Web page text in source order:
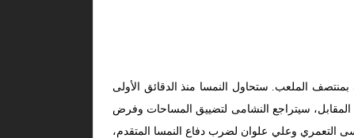
الملعب. ستحاول النمسا منذ الدقائق الأولى
في المقابل، سيتراجع النشامى لتضييق المساحات وفرض
التعمري وعلي علوان لضرب دفاع النمسا المتقدم،